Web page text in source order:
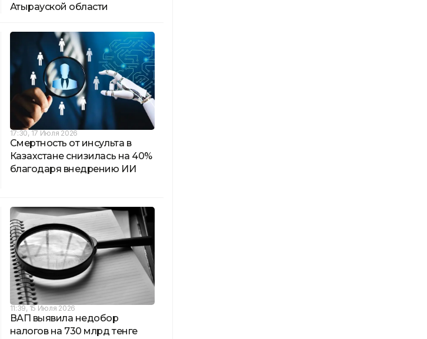
Атырауской области
17:30, 17 Июля 2026
Смертность от инсульта в
Казахстане снизилась на 40%
благодаря внедрению ИИ
11:39, 15 Июля 2026
ВАП выявила недобор
налогов на 730 млрд тенге